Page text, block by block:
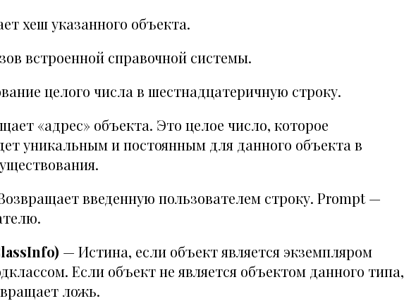
хеш указанного объекта.
встроенной справочной системы.
целого числа в шестнадцатеричную строку.
«адрес» объекта. Это целое число, которое
уникальным и постоянным для данного объекта в
введенную пользователем строку. Prompt —
— Истина, если объект является экземпляром
Если объект не является объектом данного типа,
ложь.